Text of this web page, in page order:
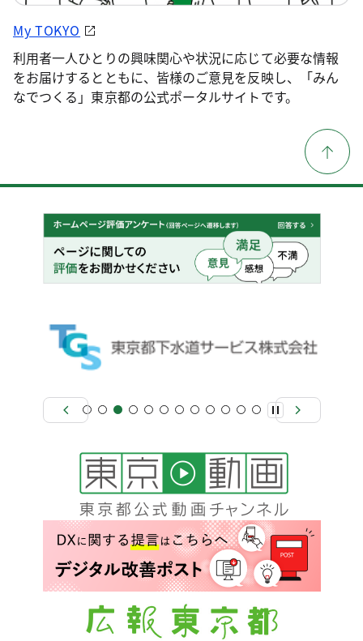
My TOKYO
利用者一人ひとりの興味関心や状況に応じて必要な情報
をお届けするとともに、皆様のご意見を反映し、「みん
なでつくる」東京都の公式ポータルサイトです。